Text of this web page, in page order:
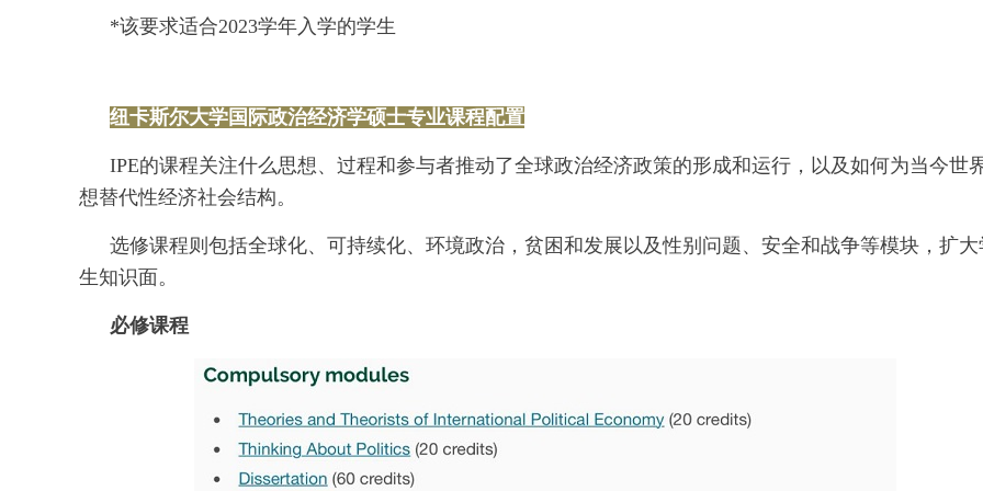
*该要求适合2023学年入学的学生
纽卡斯尔大学国际政治经济学硕士专业课程配置
IPE的课程关注什么思想、过程和参与者推动了全球政治经济政策的形成和运行，以及如何为当今世
想替代性经济社会结构。
选修课程则包括全球化、可持续化、环境政治，贫困和发展以及性别问题、安全和战争等模块，扩大
生知识面。
必修课程